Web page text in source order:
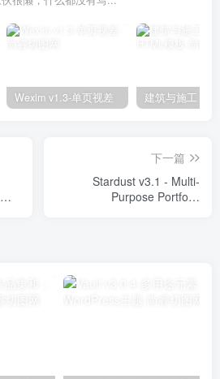
Wexim v1.3-单页视差
下一篇
Stardust v3.1 - Multi-
Purpose Portfolio